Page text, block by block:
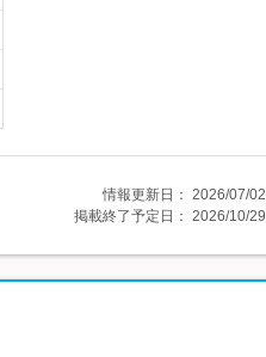
情報更新日： 2026/07/02
掲載終了予定日： 2026/10/29